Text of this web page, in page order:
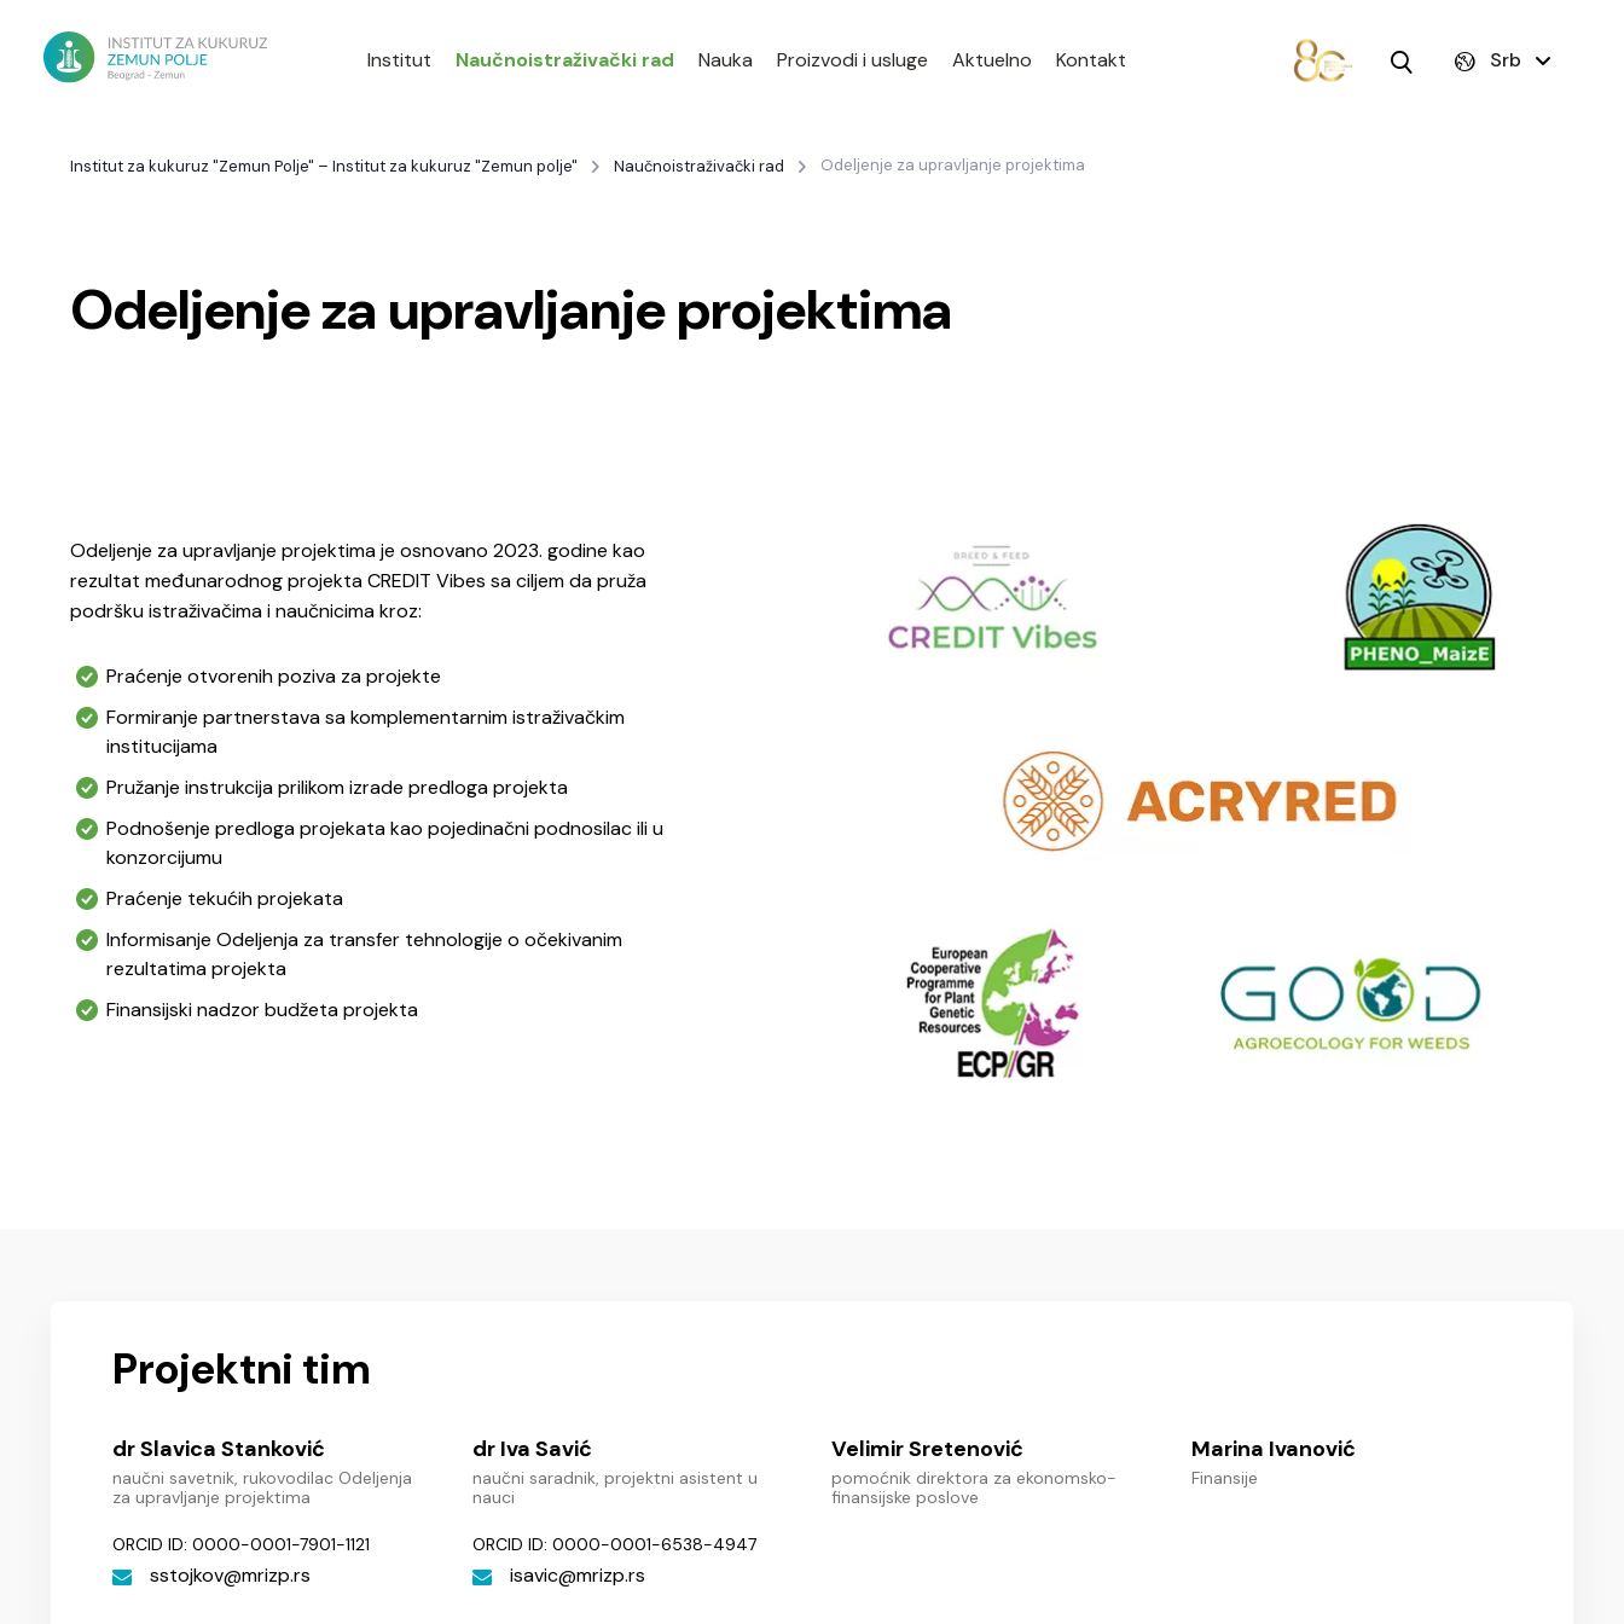
Institut Naučnoistraživački rad Nauka Proizvodi i usluge Aktuelno Kontakt Srb
Institut za kukuruz "Zemun Polje" – Institut za kukuruz "Zemun polje" Naučnoistraživački rad Odeljenje za upravljanje projektima
Odeljenje za upravljanje projektima
Odeljenje za upravljanje projektima je osnovano 2023. godine kao
rezultat međunarodnog projekta CREDIT Vibes sa ciljem da pruža
podršku istraživačima i naučnicima kroz:
Praćenje otvorenih poziva za projekte
Formiranje partnerstava sa komplementarnim istraživačkim
institucijama
Pružanje instrukcija prilikom izrade predloga projekta
Podnošenje predloga projekata kao pojedinačni podnosilac ili u
konzorcijumu
Praćenje tekućih projekata
Informisanje Odeljenja za transfer tehnologije o očekivanim
rezultatima projekta
Finansijski nadzor budžeta projekta
Projektni tim
dr Slavica Stanković
naučni savetnik, rukovodilac Odeljenja
za upravljanje projektima
ORCID ID: 0000-0001-7901-1121
sstojkov mrizp.rs
dr Iva Savić
naučni saradnik, projektni asistent u
nauci
ORCID ID: 0000-0001-6538-4947
isavic mrizp.rs
Velimir Sretenović
pomoćnik direktora za ekonomsko-
finansijske poslove
Marina Ivanović
Finansije